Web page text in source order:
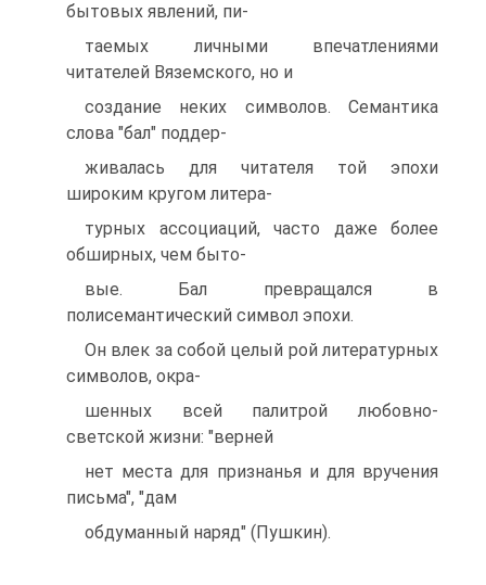
бытовых явлений, пи-
таемых личными впечатлениями
читателей Вяземского, но и
создание неких символов. Семантика
слова "бал" поддер-
живалась для читателя той эпохи
широким кругом литера-
турных ассоциаций, часто даже более
обширных, чем быто-
вые. Бал превращался в
полисемантический символ эпохи.
Он влек за собой целый рой литературных
символов, окра-
шенных всей палитрой любовно-
светской жизни: "верней
нет места для признанья и для вручения
письма", "дам
обдуманный наряд" (Пушкин).